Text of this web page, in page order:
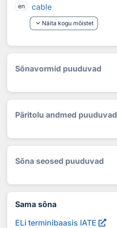
en
cable
keyboard_arrow_down Näita kogu mõistet
Sõnavormid puuduvad
Päritolu andmed puuduvad
Sõna seosed puuduvad
Sama sõna
ELi terminibaasis IATE